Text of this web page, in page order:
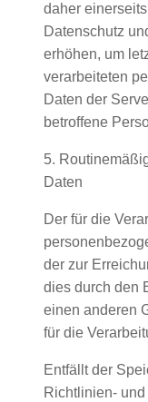
daher
Datenschutz
erhöhen, um
verarbeiteten
Daten der
betroffene
5.
Daten
Der für die
der zur
dies durch den
einen anderen
für die
Entfällt der
Richtlinien-